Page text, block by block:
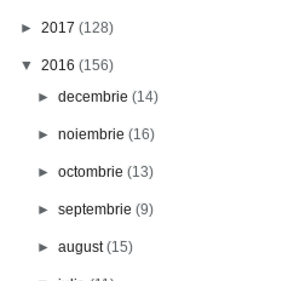
► 2017 (128)
▼ 2016 (156)
►decembrie(14)
►noiembrie(16)
►octombrie(13)
►septembrie(9)
►august(15)